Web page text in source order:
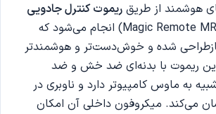
هوشمند از طریق ریموت کنترل جادویی
جدید ال‌جی (Magic Remote MR25) انجام می‌شود که
سال 2025 بازطراحی شده و خوش‌دست‌تر و هوشمندتر
ریموت با بدنه‌ای ضد خش و ضد
به ماوس کامپیوتر دارد و ناوبری در
می‌کند. میکروفون داخلی آن امکان